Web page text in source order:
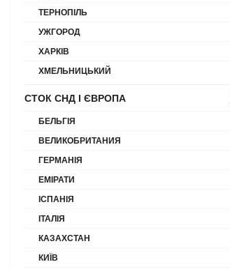
ТЕРНОПІЛЬ
УЖГОРОД
ХАРКІВ
ХМЕЛЬНИЦЬКИЙ
СТОК СНД І ЄВРОПА
БЕЛЬГІЯ
ВЕЛИКОБРИТАНИЯ
ГЕРМАНІЯ
ЕМІРАТИ
ІСПАНІЯ
ІТАЛІЯ
КАЗАХСТАН
КИЇВ